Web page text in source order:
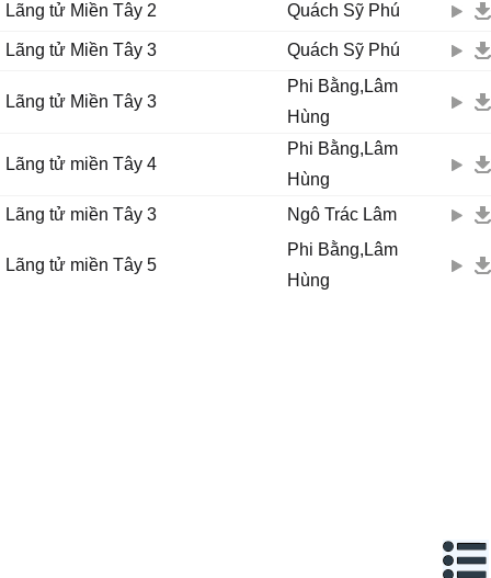
Lãng tử Miền Tây 2
Quách Sỹ Phú
Lãng tử Miền Tây 3 Quách Sỹ Phú
Lãng tử Miền Tây 3
Phi Bằng,Lâm
Hùng
Lãng tử miền Tây 4
Phi Bằng,Lâm
Hùng
Lãng tử miền Tây 3
Ngô Trác Lâm
Lãng tử miền Tây 5
Phi Bằng,Lâm
Hùng